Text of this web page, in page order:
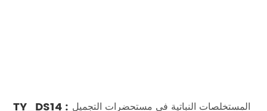
TY_DS14 : المستخلصات النباتية في مستحضرات التجميل